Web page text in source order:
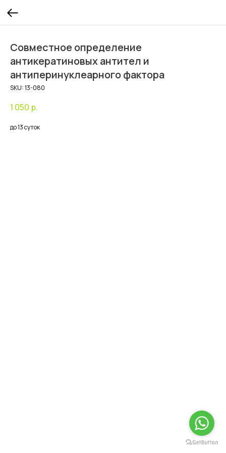
Совместное определение
антикератиновых антител и
антиперинуклеарного фактора
SKU:13-080
1 050 р.
до 13 суток